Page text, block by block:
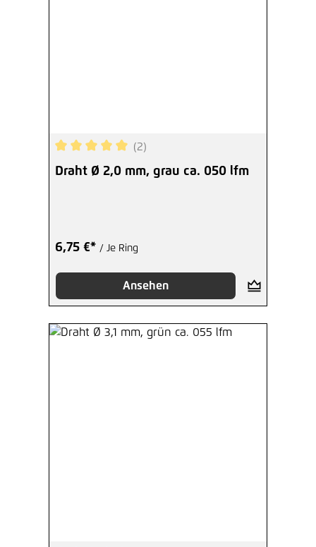
Durchschnittliche Bewertung von 5 von 5
(2)
Draht Ø 2,0 mm, grau ca. 050 lfm
6,75 €* / Je Ring
Ansehen